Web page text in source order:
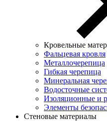
Кровельные
Фальцевая кровля
Металлочерепица
Гибкая черепица
Минеральная
Водосточные
Изоляционные и
Элементы
Стеновые материалы